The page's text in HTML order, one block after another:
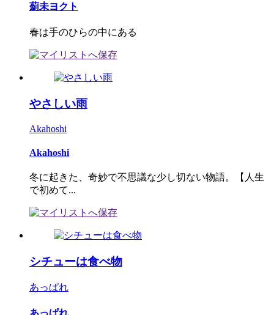
薊未ヨクト
春は手のひらの中にある
やさしい雨
Akahoshi
Akahoshi
冬に起きた、奇妙で不思議な少し切ない物語。【人生
で初めて...
シチューは食べ物
あっぱれ
あっぱれ